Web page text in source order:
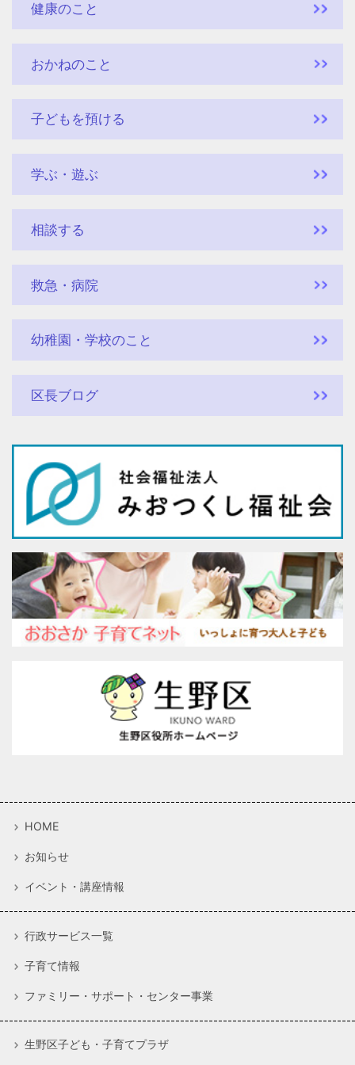
健康のこと
おかねのこと
子どもを預ける
学ぶ・遊ぶ
相談する
救急・病院
幼稚園・学校のこと
区長ブログ
HOME
お知らせ
イベント・講座情報
行政サービス一覧
子育て情報
ファミリー・サポート・センター事業
生野区子ども・子育てプラザ